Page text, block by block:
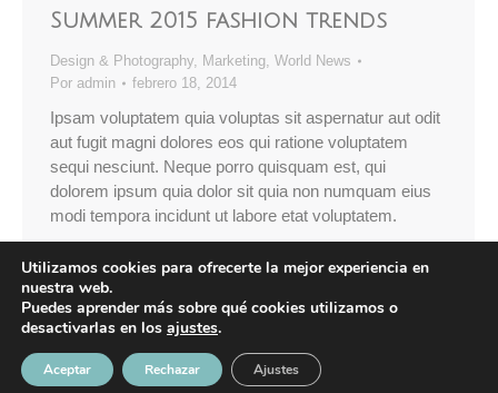
Summer 2015 fashion trends
Design & Photography, Marketing, World News
Por admin febrero 18, 2014
Ipsam voluptatem quia voluptas sit aspernatur aut odit
aut fugit magni dolores eos qui ratione voluptatem
sequi nesciunt. Neque porro quisquam est, qui
dolorem ipsum quia dolor sit quia non numquam eius
modi tempora incidunt ut labore etat voluptatem.
© Geelen Marine - 2023 - Aviso Legal| Política de Privacidad
Cookies |Acuarel.es
Utilizamos cookies para ofrecerte la mejor experiencia en
nuestra web.
Puedes aprender más sobre qué cookies utilizamos o
desactivarlas en los ajustes.
Aceptar Rechazar Ajustes